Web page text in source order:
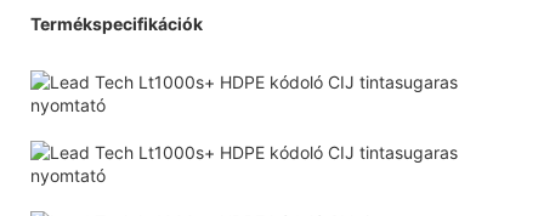
Termékspecifikációk